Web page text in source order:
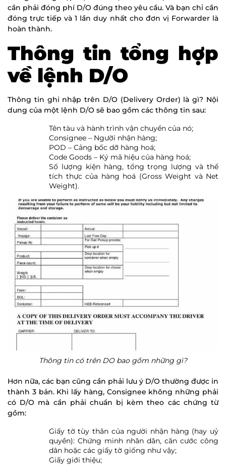
cần phải đóng phí D/O đúng theo yêu cầu. Và bạn chỉ cần
đóng trực tiếp và 1 lần duy nhất cho đơn vị Forwarder là
hoàn thành.
Thông tin tổng hợp
về lệnh D/O
Thông tin ghi nhập trên D/O (Delivery Order) là gì? Nội
dung của một lệnh D/O sẽ bao gồm các thông tin sau:
Tên tàu và hành trình vận chuyển của nó;
Consignee – Người nhận hàng;
POD – Cảng bốc dỡ hàng hoá;
Code Goods – Ký mã hiệu của hàng hoá;
Số lượng kiện hàng, tổng trọng lượng và thể
tích thực của hàng hoá (Gross Weight và Net
Weight).
Thông tin có trên DO bao gồm những gì?
Hơn nữa, các bạn cũng cần phải lưu ý D/O thường được in
thành 3 bản. Khi lấy hàng, Consignee không những phải
có D/O mà cần phải chuẩn bị kèm theo các chứng từ
gồm:
Giấy tờ tùy thân của người nhận hàng (hay uỷ
quyền): Chứng minh nhân dân, căn cước công
dân hoặc các giấy tờ giống như vậy;
Giấy giới thiệu;